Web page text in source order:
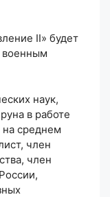
II» будет
военным
наук,
в работе
среднем
член
член